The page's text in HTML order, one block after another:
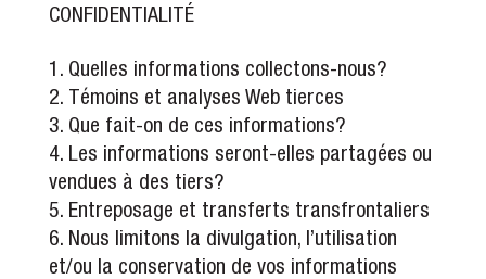
CONFIDENTIALITÉ
Quelles informations collectons-nous?
Témoins et analyses Web tierces
Que fait-on de ces informations?
Les informations seront-elles partagées ou
vendues à des tiers?
Entreposage et transferts transfrontaliers
Nous limitons la divulgation, l’utilisation
et/ou la conservation de vos informations